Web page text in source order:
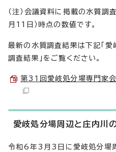
（注）会議資料に掲載の水質
月11日）時点の数値です。
最新の水質調査結果は下記「
調査結果」をご覧ください。
第31回愛岐処分場専門家
愛岐処分場周辺と庄内川
令和6年3月3日に愛岐処分場